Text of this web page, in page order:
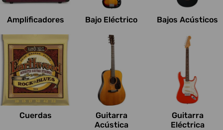
Amplificadores Bajo Eléctrico Bajos Acústicos
Cuerdas
Guitarra
Acústica
Guitarra
Eléctrica